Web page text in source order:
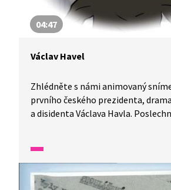
04:47
Václav Havel
Zhlédněte s námi animovaný
prvního českého prezidenta,
a disidenta Václava Havla.
ve vězení. I díky tomu se dnes
Havla těm, kteří přispěli k